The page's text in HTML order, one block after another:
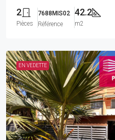
2
Pièces
7688MIS02
Référence
42.2
m2
EN VEDETTE